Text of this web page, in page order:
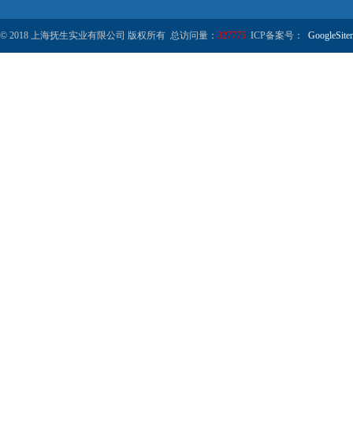
© 2018 上海抚生实业有限公司 版权所有 总访问量： 327775 ICP备案号：